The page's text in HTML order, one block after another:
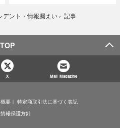
デント・情報漏えい › 記事
TOP
X Mail Magazine
要
特定商取引法に基づく表記
報保護方針